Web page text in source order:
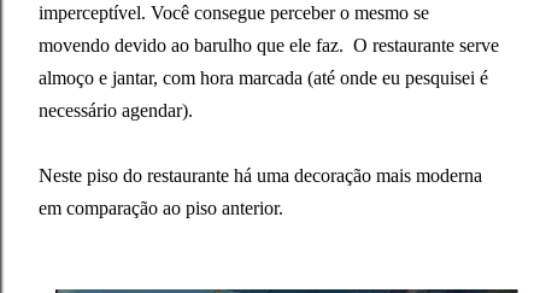
imperceptível. Você consegue perceber o mesmo se
movendo devido ao barulho que ele faz. O restaurante serve
almoço e jantar, com hora marcada (até onde eu pesquisei é
necessário agendar).
Neste piso do restaurante há uma decoração mais moderna
em comparação ao piso anterior.